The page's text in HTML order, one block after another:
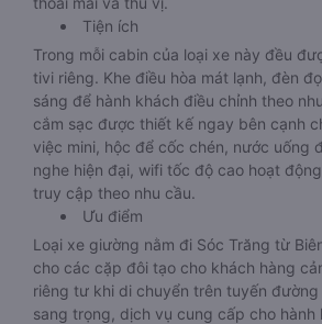
Tiện ích
Trong mỗi cabin của loại xe này đều
tivi riêng. Khe điều hòa mát lạnh, đèn
sáng để hành khách điều chỉnh theo
cắm sạc được thiết kế ngay bên cạnh
việc mini, hộc để cốc chén, nước uống
nghe hiện đại, wifi tốc độ cao hoạt
truy cập theo nhu cầu.
Ưu điểm
Loại xe giường nằm đi Sóc Trăng từ
cho các cặp đôi tạo cho khách hàng
riêng tư khi di chuyển trên tuyến đường
sang trọng, dịch vụ cung cấp cho hành